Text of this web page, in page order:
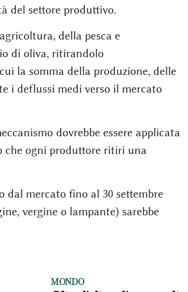
del settore produttivo.
della pesca e
di oliva, ritirandolo
la somma della produzione, delle
i deflussi medi verso il mercato
dovrebbe essere applicata
che ogni produttore ritiri una
dal mercato fino al 30 settembre
vergine o lampante) sarebbe
MONDO